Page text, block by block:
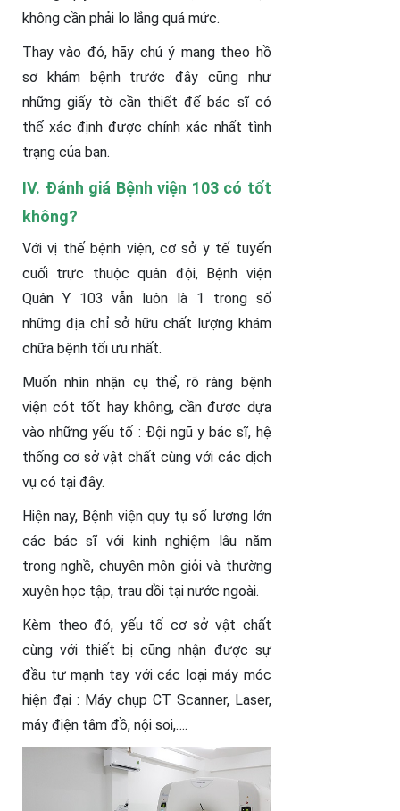
không cần phải lo lắng quá mức.
Thay vào đó, hãy chú ý mang theo hồ
sơ khám bệnh trước đây cũng như
những giấy tờ cần thiết để bác sĩ có
thể xác định được chính xác nhất tình
trạng của bạn.
IV. Đánh giá Bệnh viện 103 có tốt
không?
Với vị thế bệnh viện, cơ sở y tế tuyến
cuối trực thuộc quân đội, Bệnh viện
Quân Y 103 vẫn luôn là 1 trong số
những địa chỉ sở hữu chất lượng khám
chữa bệnh tối ưu nhất.
Muốn nhìn nhận cụ thể, rõ ràng bệnh
viện cót tốt hay không, cần được dựa
vào những yếu tố : Đội ngũ y bác sĩ, hệ
thống cơ sở vật chất cùng với các dịch
vụ có tại đây.
Hiện nay, Bệnh viện quy tụ số lượng lớn
các bác sĩ với kinh nghiệm lâu năm
trong nghề, chuyên môn giỏi và thường
xuyên học tập, trau dồi tại nước ngoài.
Kèm theo đó, yếu tố cơ sở vật chất
cùng với thiết bị cũng nhận được sự
đầu tư mạnh tay với các loại máy móc
hiện đại : Máy chụp CT Scanner, Laser,
máy điện tâm đồ, nội soi,….